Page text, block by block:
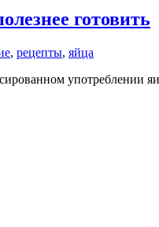
готовить
, рецепты, яйца
употреблении